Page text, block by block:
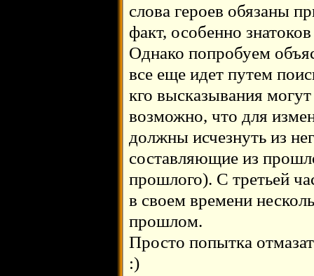
слова героев обязаны
факт, особенно
Однако попробуем
все еще идет путем
кго высказывания
возможно, что для
должны исчезнуть из
составляющие из
прошлого). С третьей
в своем времени
прошлом.
Просто попытка
:)